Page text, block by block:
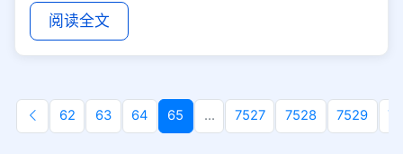
阅读全文
62 63 64 65 ... 7527 7528 7529